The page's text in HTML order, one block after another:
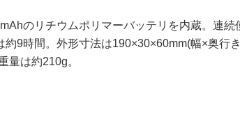
のリチウムポリマーバッテリを内蔵。連続
約9時間。外形寸法は190×30×60mm(幅×奥行
量は約210g。